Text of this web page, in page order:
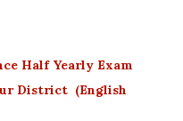
Half Yearly Exam
District (English